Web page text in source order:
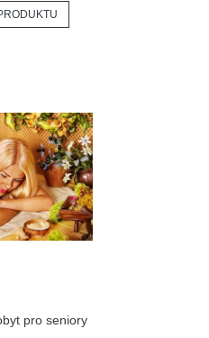
pro seniory